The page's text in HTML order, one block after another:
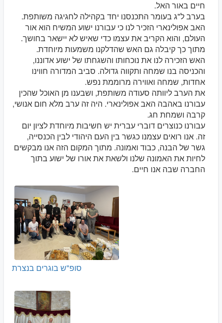
חיים באור האל.
בערב ל"ג בעומר התכנסנו יחד בקהילה לחגיגה משותפת.
האב אפולינארי הזכיר לנו כי עבורנו ישוע המשיח הוא אור
העולם, והוא הקריב את עצמו כדי שאיש לא יישאר בחושך.
מתוך כך קיבלה גם האש שהדלקנו משמעות מיוחדת.
האש הזכירה לנו את נוכחותו והשגחתו של ישוע אדוננו,
והכניסה בנו שמחה ותקווה גדולה. סביב המדורה חווינו
אחדות, שמחה ואווירה מרוממת נפש.
את הערב ליוותה סעודה משותפת, ושבענו מן האוכל שהכין
עבורנו באהבה האב אפולינארי. היה זה ערב מלא חום אנושי,
קרבה ושמחת חג.
עבורנו כנוצרים דוברי עברית יש חשיבות מיוחדת לציון יום
זה. אנו רואים עצמנו כגשר בין העם היהודי לבין הכנסייה,
גשר של הבנה, כבוד ואמונה. מתוך המקום הזה אנו מבקשים
לחיות את האמונה שלנו ולשאת את אורו של ישוע בתוך
החברה שבה אנו חיים.
סופ"ש בוגרים בנצרת